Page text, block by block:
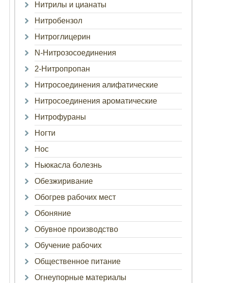
Нитрилы и цианаты
Нитробензол
Нитроглицерин
N-Нитрозосоединения
2-Нитропропан
Нитросоединения алифатические
Нитросоединения ароматические
Нитрофураны
Ногти
Нос
Ньюкасла болезнь
Обезжиривание
Обогрев рабочих мест
Обоняние
Обувное производство
Обучение рабочих
Общественное питание
Огнеупорные материалы